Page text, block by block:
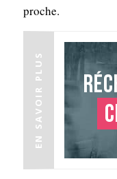
proche.
EN SAVOIR PLUS